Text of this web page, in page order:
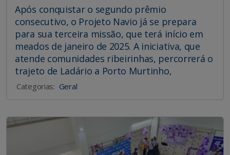
Após conquistar o segundo prêmio
consecutivo, o Projeto Navio já se prepara
para sua terceira missão, que terá início em
meados de janeiro de 2025. A iniciativa, que
atende comunidades ribeirinhas, percorrerá o
trajeto de Ladário a Porto Murtinho,
Categorias: Geral